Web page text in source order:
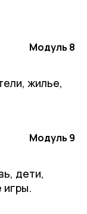
Модуль 8
жилье,
Модуль 9
дети,
игры.